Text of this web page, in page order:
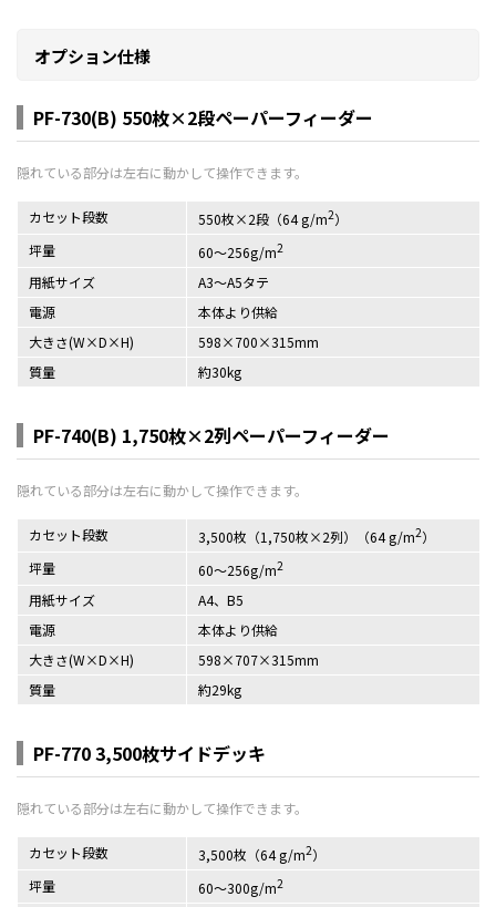
オプション仕様
PF-730(B) 550枚×2段ペーパーフィーダー
カセット段数 550枚×2段（64 g/m2）
坪量
60～256g/m2
用紙サイズ
A3～A5タテ
電源
本体より供給
大きさ(W×D×H)
598×700×315mm
質量
約30kg
PF-740(B) 1,750枚×2列ペーパーフィーダー
カセット段数 3,500枚（1,750枚×2列）（64 g/m2）
坪量
60～256g/m2
用紙サイズ
A4、B5
電源
本体より供給
大きさ(W×D×H)
598×707×315mm
質量
約29kg
PF-770 3,500枚サイドデッキ
カセット段数 3,500枚（64 g/m2）
坪量
60～300g/m2